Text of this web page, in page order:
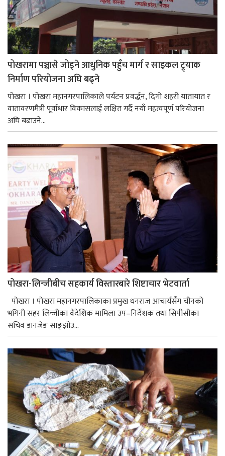
पोखरामा पञ्चासे जोड्ने आधुनिक पहुँच मार्ग र साइकल ट्र्याक
निर्माण परियोजना अघि बढ्ने
पोखरा । पोखरा महानगरपालिकाले पर्यटन प्रवर्द्धन, दिगो शहरी यातायात र
वातावरणमैत्री पूर्वाधार विकासलाई लक्षित गर्दै नयाँ महत्वपूर्ण परियोजना
अघि बढाउने...
पोखरा-लिन्जीबीच सहकार्य विस्तारबारे शिष्टाचार भेटवार्ता
पोखरा । पोखरा महानगरपालिकाका प्रमुख धनराज आचार्यसँग चीनको
भगिनी सहर लिन्जीका वैदेशिक मामिला उप–निर्देशक तथा सिपीसीका
सचिव डानजेङ साङ्झोउ...